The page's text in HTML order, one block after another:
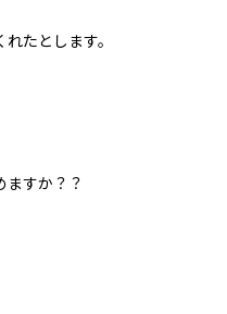
たとします。
ますか？？